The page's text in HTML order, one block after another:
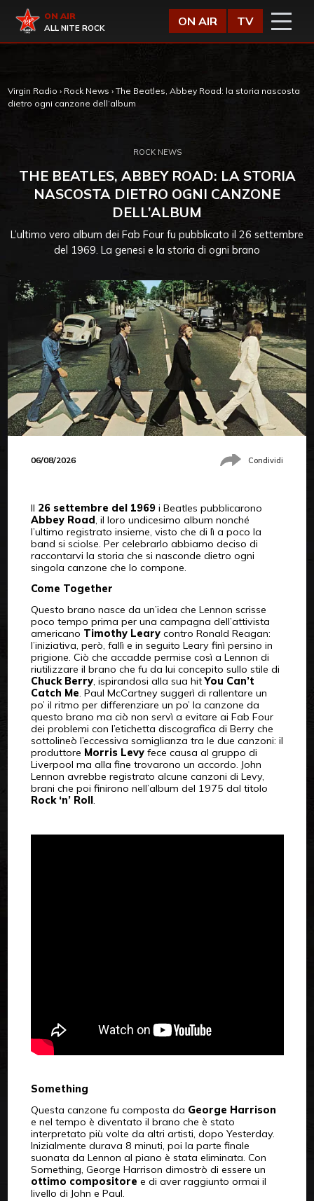
Virgin Radio
ON AIR
ALL NITE ROCK
ON AIR TV
Virgin Radio › Rock News › The Beatles, Abbey Road: la storia nascosta
dietro ogni canzone dell’album
ROCK NEWS
THE BEATLES, ABBEY ROAD: LA STORIA
NASCOSTA DIETRO OGNI CANZONE
DELL’ALBUM
L’ultimo vero album dei Fab Four fu pubblicato il 26 settembre
del 1969. La genesi e la storia di ogni brano
06/08/2026 Condividi
Il 26 settembre del 1969i Beatles pubblicarono
Abbey Road, il loro undicesimo album nonché
l’ultimo registrato insieme, visto che di lì a poco la
band si sciolse. Per celebrarlo abbiamo deciso di
raccontarvi la storia che si nasconde dietro ogni
singola canzone che lo compone.
Come Together
Questo brano nasce da un’idea che Lennon scrisse
poco tempo prima per una campagna dell’attivista
americano Timothy Learycontro Ronald Reagan:
l’iniziativa, però, fallì e in seguito Leary finì persino in
prigione. Ciò che accadde permise così a Lennon di
riutilizzare il brano che fu da lui concepito sullo stile di
Chuck Berry, ispirandosi alla sua hitYou Can’t
Catch Me. Paul McCartney suggerì di rallentare un
po’ il ritmo per differenziare un po’ la canzone da
questo brano ma ciò non servì a evitare ai Fab Four
dei problemi con l’etichetta discografica di Berry che
sottolineò l’eccessiva somiglianza tra le due canzoni: il
produttore Morris Levyfece causa al gruppo di
Liverpool ma alla fine trovarono un accordo. John
Lennon avrebbe registrato alcune canzoni di Levy,
brani che poi finirono nell’album del 1975 dal titolo
Rock ‘n’ Roll .
Something
Questa canzone fu composta da George Harrison
e nel tempo è diventato il brano che è stato
interpretato più volte da altri artisti, dopo Yesterday.
Inizialmente durava 8 minuti, poi la parte finale
suonata da Lennon al piano è stata eliminata. Con
Something, George Harrison dimostrò di essere un
ottimo compositore e di aver raggiunto ormai il
livello di John e Paul.